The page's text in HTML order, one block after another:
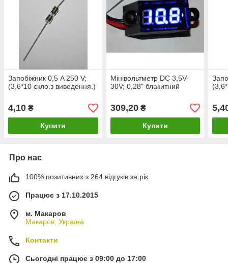
Запобіжник 0,5 A 250 V;
(3,6*10 скло.з виведення.)
4,10 ₴
Купити
Мінівольтметр DC 3,5V-
30V; 0,28" блакитний
309,20₴
Купити
Про нас
100% позитивних з 264 відгуків за рік
Працює з 17.10.2015
м. Макаров
Макаров, Україна
Контакти
Сьогодні працює з 09:00 до 17:00